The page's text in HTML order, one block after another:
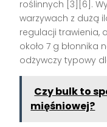
roślinnych [3][6].
warzywach z dużą
regulacji trawienia,
około 7 g błonnika
odżywczy typowy
Czy bulk to
mięśniowej?